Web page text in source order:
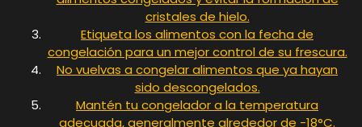
cristales de hielo.
Etiqueta los alimentos con la fecha de
congelación para un mejor control de su frescura.
No vuelvas a congelar alimentos que ya hayan
sido descongelados.
Mantén tu congelador a la temperatura
adecuada, generalmente alrededor de -18°C.